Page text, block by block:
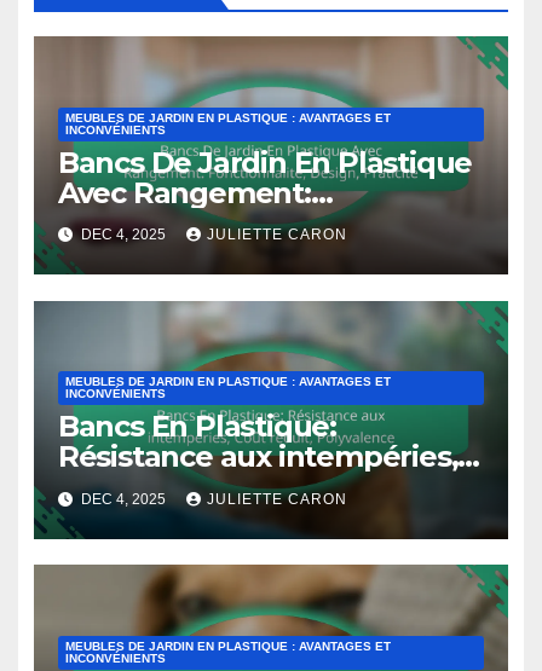
MEUBLES DE JARDIN EN PLASTIQUE : AVANTAGES ET
INCONVÉNIENTS
Bancs De Jardin En Plastique
Avec Rangement:
Fonctionnalité, Design,
Praticité
DEC 4, 2025 JULIETTE CARON
MEUBLES DE JARDIN EN PLASTIQUE : AVANTAGES ET
INCONVÉNIENTS
Bancs En Plastique:
Résistance aux intempéries,
Coût réduit, Polyvalence
DEC 4, 2025 JULIETTE CARON
MEUBLES DE JARDIN EN PLASTIQUE : AVANTAGES ET
INCONVÉNIENTS